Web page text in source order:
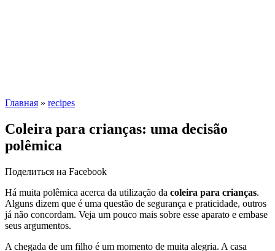
Главная » recipes
Coleira para crianças: uma decisão
polêmica
Поделиться на Facebook
Há muita polêmica acerca da utilização da coleira para crianças.
Alguns dizem que é uma questão de segurança e praticidade, outros
já não concordam. Veja um pouco mais sobre esse aparato e embase
seus argumentos.
A chegada de um filho é um momento de muita alegria. A casa